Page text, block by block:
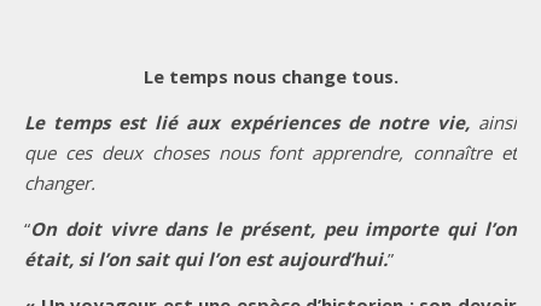
Le temps nous change tous.
Le temps est lié aux expériences de notre vie, ainsi
que ces deux choses nous font apprendre, connaître et
changer.
“On doit vivre dans le présent, peu importe qui l’on
était, si l’on sait qui l’on est aujourd’hui.”